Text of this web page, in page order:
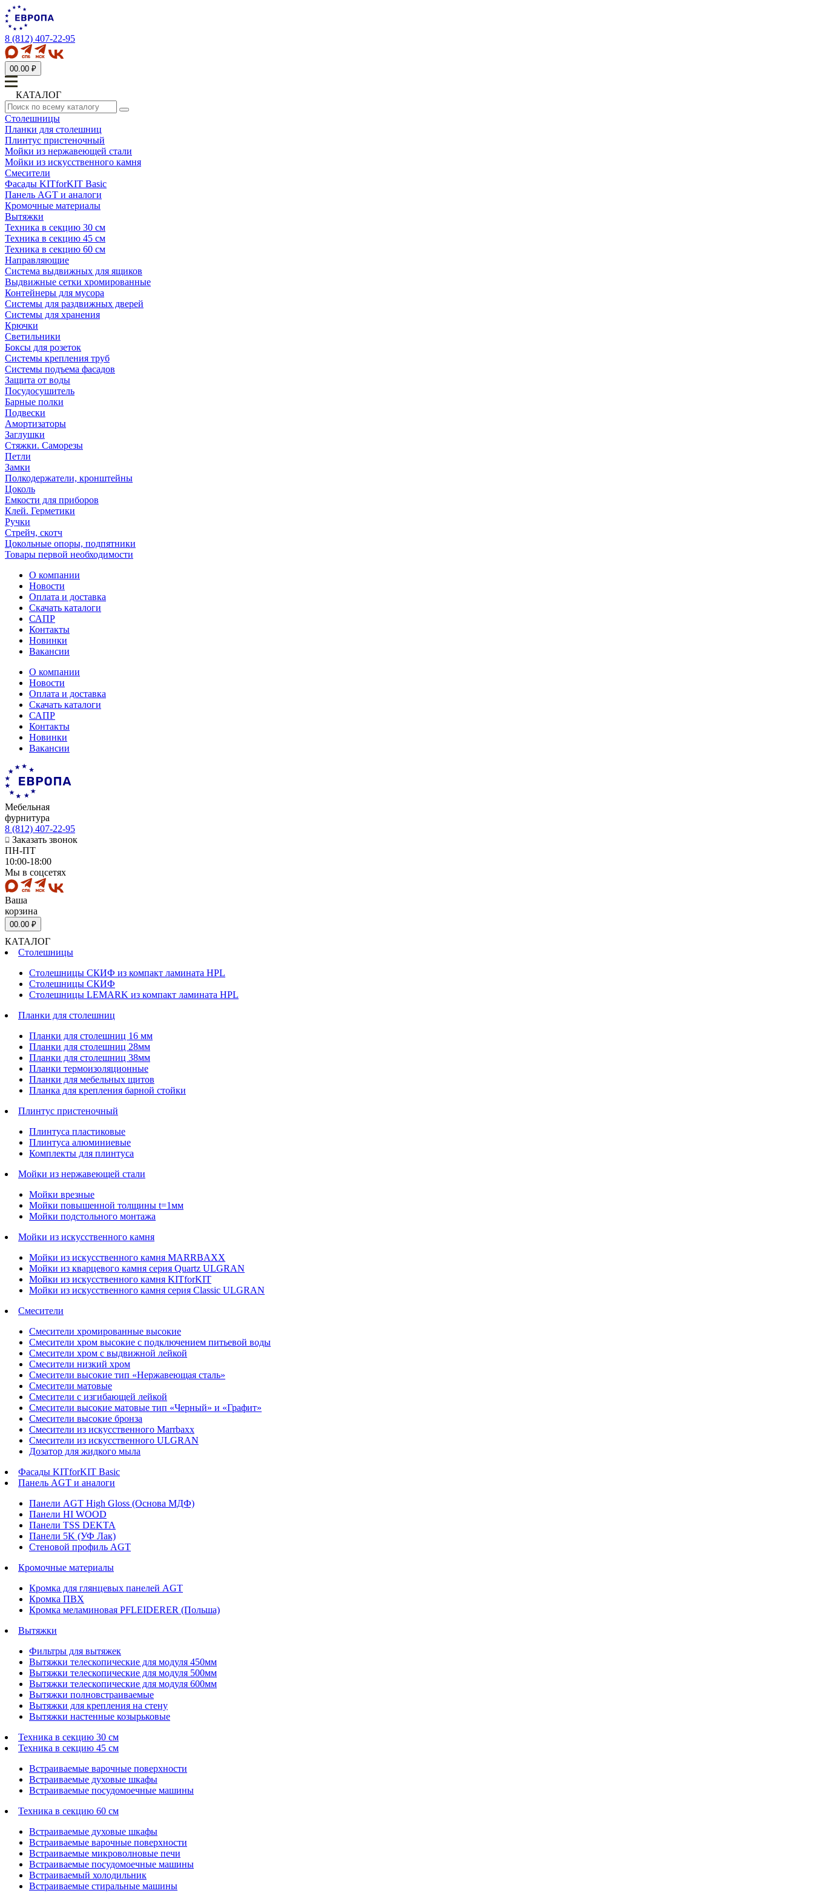
8 (812) 407-22-95
00.00 ₽
КАТАЛОГ
Столешницы
Планки для столешниц
Плинтус пристеночный
Мойки из нержавеющей стали
Мойки из искусственного камня
Смесители
Фасады KITforKIT Basic
Панель AGT и аналоги
Кромочные материалы
Вытяжки
Техника в секцию 30 см
Техника в секцию 45 см
Техника в секцию 60 см
Направляющие
Система выдвижных для ящиков
Выдвижные сетки хромированные
Контейнеры для мусора
Системы для раздвижных дверей
Системы для хранения
Крючки
Светильники
Боксы для розеток
Системы крепления труб
Системы подъема фасадов
Защита от воды
Посудосушитель
Барные полки
Подвески
Амортизаторы
Заглушки
Стяжки. Саморезы
Петли
Замки
Полкодержатели, кронштейны
Цоколь
Емкости для приборов
Клей. Герметики
Ручки
Стрейч, скотч
Цокольные опоры, подпятники
Товары первой необходимости
О компании
Новости
Оплата и доставка
Скачать каталоги
САПР
Контакты
Новинки
Вакансии
О компании
Новости
Оплата и доставка
Скачать каталоги
САПР
Контакты
Новинки
Вакансии
Мебельная
фурнитура
8 (812) 407-22-95
Заказать звонок
ПН-ПТ
10:00-18:00
Мы в соцсетях
Ваша
корзина
00.00 ₽
КАТАЛОГ
Столешницы
Столешницы СКИФ из компакт ламината HPL
Столешницы СКИФ
Столешницы LEMARK из компакт ламината HPL
Планки для столешниц
Планки для столешниц 16 мм
Планки для столешниц 28мм
Планки для столешниц 38мм
Планки термоизоляционные
Планки для мебельных щитов
Планка для крепления барной стойки
Плинтус пристеночный
Плинтуса пластиковые
Плинтуса алюминиевые
Комплекты для плинтуса
Мойки из нержавеющей стали
Мойки врезные
Мойки повышенной толщины t=1мм
Мойки подстольного монтажа
Мойки из искусственного камня
Мойки из искусственного камня MARRBAXX
Мойки из кварцевого камня серия Quartz ULGRAN
Мойки из искусственного камня KITforKIT
Мойки из искусственного камня серия Classic ULGRAN
Смесители
Смесители хромированные высокие
Смесители хром высокие с подключением питьевой воды
Смесители хром с выдвижной лейкой
Смесители низкий хром
Смесители высокие тип «Нержавеющая сталь»
Смесители матовые
Смесители с изгибающей лейкой
Смесители высокие матовые тип «Черный» и «Графит»
Смесители высокие бронза
Смесители из искусственного Marrbaxx
Смесители из искусственного ULGRAN
Дозатор для жидкого мыла
Фасады KITforKIT Basic
Панель AGT и аналоги
Панели AGT High Gloss (Основа МДФ)
Панели HI WOOD
Панели TSS DEKTA
Панели 5K (УФ Лак)
Стеновой профиль AGT
Кромочные материалы
Кромка для глянцевых панелей AGT
Кромка ПВХ
Кромка меламиновая PFLEIDERER (Польша)
Вытяжки
Фильтры для вытяжек
Вытяжки телескопические для модуля 450мм
Вытяжки телескопические для модуля 500мм
Вытяжки телескопические для модуля 600мм
Вытяжки полновстраиваемые
Вытяжки для крепления на стену
Вытяжки настенные козырьковые
Техника в секцию 30 см
Техника в секцию 45 см
Встраиваемые варочные поверхности
Встраиваемые духовые шкафы
Встраиваемые посудомоечные машины
Техника в секцию 60 см
Встраиваемые духовые шкафы
Встраиваемые варочные поверхности
Встраиваемые микроволновые печи
Встраиваемые посудомоечные машины
Встраиваемый холодильник
Встраиваемые стиральные машины